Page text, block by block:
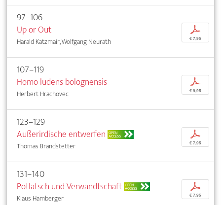
97–106
Up or Out
Harald Katzmair, Wolfgang Neurath
p
€ 7,95
107–119
Homo ludens bolognensis
Herbert Hrachovec
p
€ 9,95
123–129
Außerirdische entwerfen OPEN
ACCESS
Thomas Brandstetter
p
€ 7,95
131–140
Potlatsch und Verwandtschaft OPEN
ACCESS
Klaus Hamberger
p
€ 7,95